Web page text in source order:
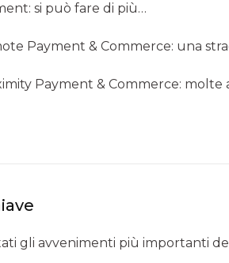
si può fare di più…
Payment & Commerce: una
Payment & Commerce:
gli avvenimenti più importanti